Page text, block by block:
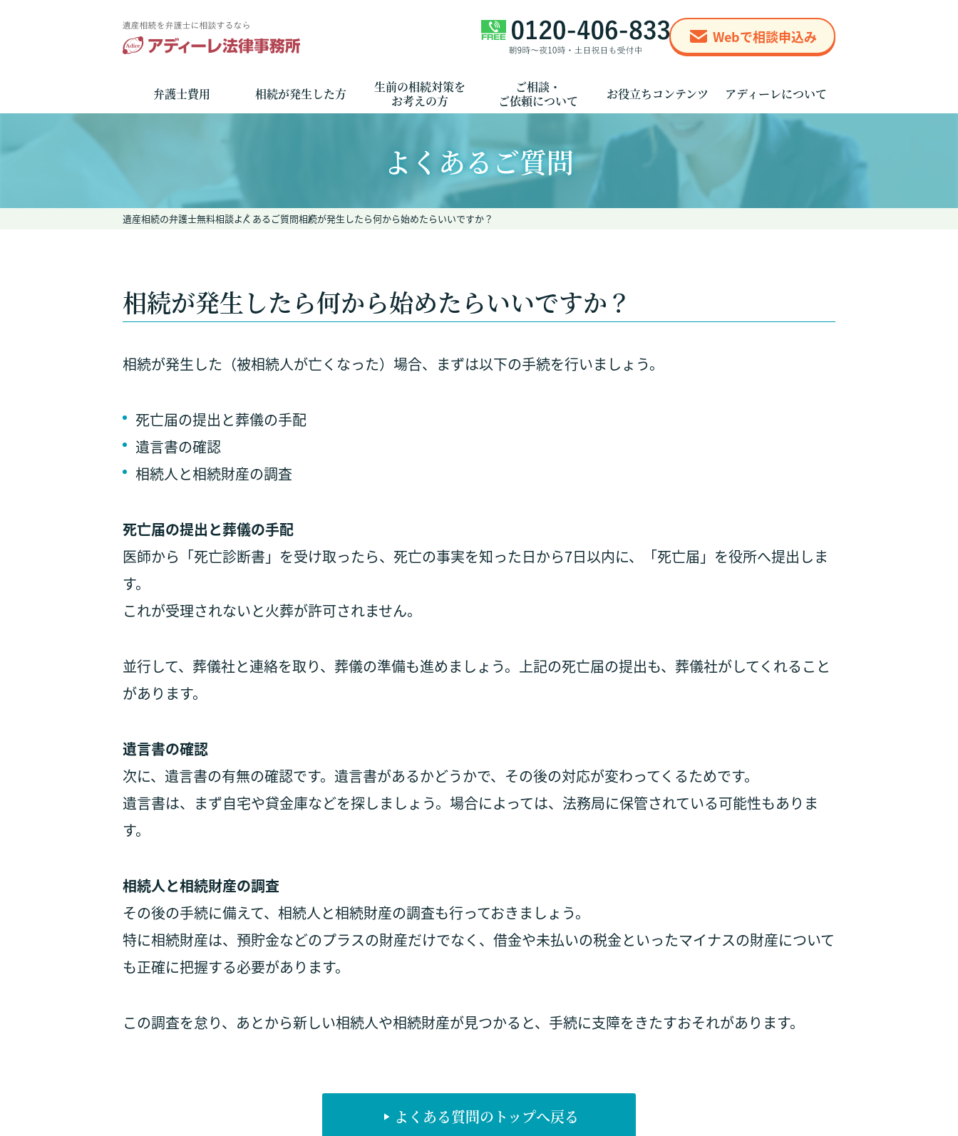
Webで相談申込み
弁護士費用 相続が発生した方
生前の相続対策を
お考えの方
ご相談・
ご依頼について
お役立ちコンテンツ アディーレについて
よくあるご質問
遺産相続の弁護士無料相談よくあるご質問相続が発生したら何から始めたらいいですか？
相続が発生したら何から始めたらいいですか？
相続が発生した（被相続人が亡くなった）場合、まずは以下の手続を行いましょう。
死亡届の提出と葬儀の手配
遺言書の確認
相続人と相続財産の調査
死亡届の提出と葬儀の手配
医師から「死亡診断書」を受け取ったら、死亡の事実を知った日から7日以内に、「死亡届」を役所へ提出しま
す。
これが受理されないと火葬が許可されません。
並行して、葬儀社と連絡を取り、葬儀の準備も進めましょう。上記の死亡届の提出も、葬儀社がしてくれること
があります。
遺言書の確認
次に、遺言書の有無の確認です。遺言書があるかどうかで、その後の対応が変わってくるためです。
遺言書は、まず自宅や貸金庫などを探しましょう。場合によっては、法務局に保管されている可能性もありま
す。
相続人と相続財産の調査
その後の手続に備えて、相続人と相続財産の調査も行っておきましょう。
特に相続財産は、預貯金などのプラスの財産だけでなく、借金や未払いの税金といったマイナスの財産について
も正確に把握する必要があります。
この調査を怠り、あとから新しい相続人や相続財産が見つかると、手続に支障をきたすおそれがあります。
よくある質問のトップへ戻る